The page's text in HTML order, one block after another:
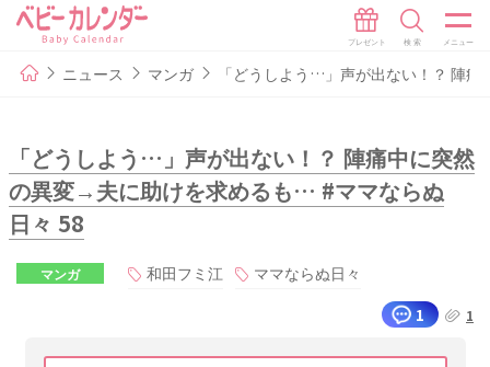
ニュース マンガ 「どうしよう…」声が出ない！？ 陣
「どうしよう…」声が出ない！？ 陣痛中に突然
の異変→夫に助けを求めるも… #ママならぬ
日々 58
マンガ 和田フミ江
ママならぬ日々
1
1